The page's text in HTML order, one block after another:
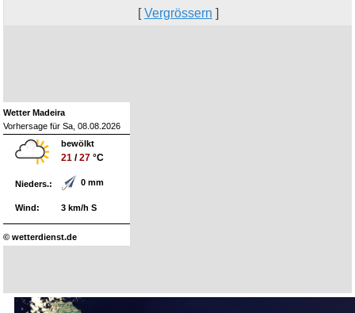
[Vergrössern ]
Wetter Madeira
Vorhersage für Sa, 08.08.2026
bewölkt
21 /27 °C
Nieders.: 0 mm
Wind: 3 km/h S
© wetterdienst.de